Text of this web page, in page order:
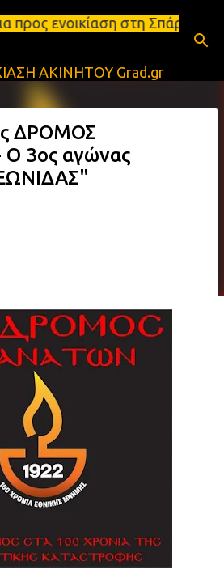
κύριο περιεχόμενο
στη Σπάρτη Ενοικιάσεις
ΑΚΙΝΗΤΟΥ Grad.gr
ΔΡΟΜΟΣ
3ος αγώνας